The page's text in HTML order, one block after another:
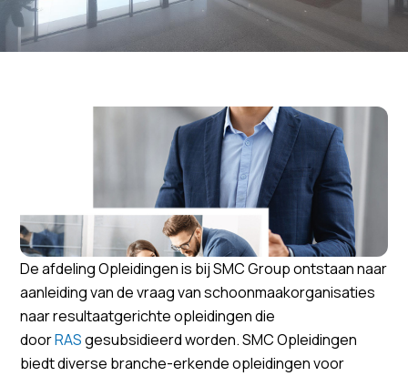
De afdeling Opleidingen is bij SMC Group ontstaan naar
aanleiding van de vraag van schoonmaakorganisaties
naar resultaatgerichte opleidingen die
doorRASgesubsidieerd worden. SMC Opleidingen
biedt diverse branche-erkende opleidingen voor